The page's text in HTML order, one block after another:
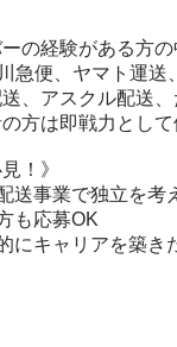
の経験がある方の
急便、ヤマト運送
、アスクル配送
方は即戦力として
！》
送事業で独立を考
も応募OK
にキャリアを築き